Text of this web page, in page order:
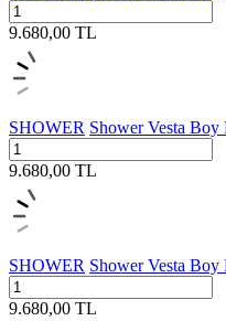
9.680,00 TL
SHOWER Shower Vesta Boy
9.680,00 TL
SHOWER Shower Vesta
9.680,00 TL